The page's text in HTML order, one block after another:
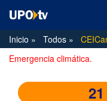
Inicio
Todos
Emergencia climática.